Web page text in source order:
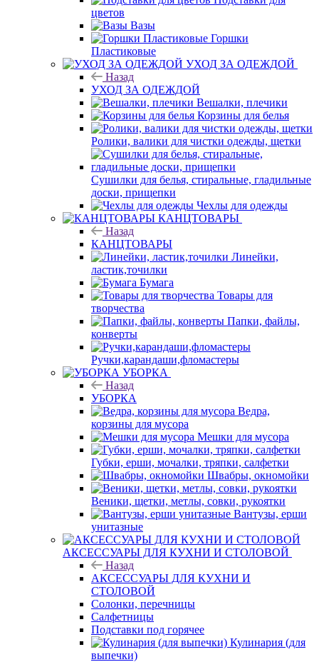
цветов
Вазы
Горшки
Пластиковые
УХОД ЗА ОДЕЖДОЙ
Назад
УХОД ЗА ОДЕЖДОЙ
Вешалки, плечики
Корзины для белья
Ролики, валики для чистки одежды, щетки
Сушилки для белья, стиральные, гладильные
доски, прищепки
Чехлы для одежды
КАНЦТОВАРЫ
Назад
КАНЦТОВАРЫ
Линейки,
ластик,точилки
Бумага
Товары для
творчества
Папки, файлы,
конверты
Ручки,карандаши,фломастеры
УБОРКА
Назад
УБОРКА
Ведра,
корзины для мусора
Мешки для мусора
Губки, ерши, мочалки, тряпки, салфетки
Швабры, окномойки
Веники, щетки, метлы, совки, рукоятки
Вантузы, ерши
унитазные
АКСЕССУАРЫ ДЛЯ КУХНИ И СТОЛОВОЙ
Назад
АКСЕССУАРЫ ДЛЯ КУХНИ И
СТОЛОВОЙ
Солонки, перечницы
Салфетницы
Подставки под горячее
Кулинария (для
выпечки)